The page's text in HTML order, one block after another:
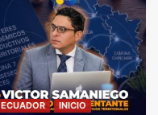
ECUADOR
INICIO